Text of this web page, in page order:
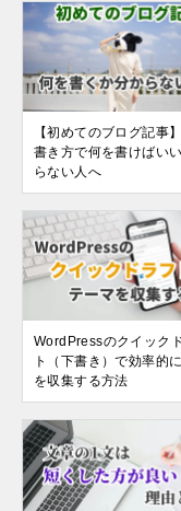
【初めてのブログ記事
書き方で何を書けばい
らない人へ
WordPressのクイック
ト（下書き）で効率的
を収集する方法